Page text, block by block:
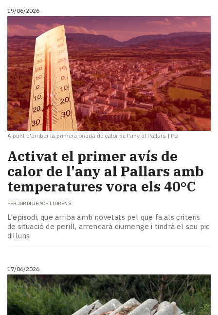
19/06/2026
A punt d'arribar la primera onada de calor de l'any al Pallars | PD
Activat el primer avís de
calor de l'any al Pallars amb
temperatures vora els 40°C
PER JORDI UBACH LLORENS
L'episodi, que arriba amb novetats pel que fa als criteris
de situació de perill, arrencarà diumenge i tindrà el seu pic
dilluns
17/06/2026